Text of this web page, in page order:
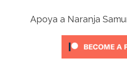
Apoya a Naranja